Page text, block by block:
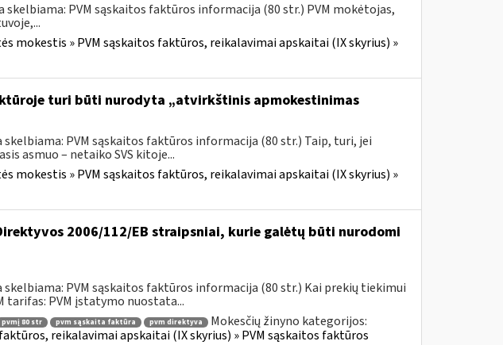
skelbiama: PVM sąskaitos faktūros informacija (80 str.) PVM mokėtojas,
mokestis » PVM sąskaitos faktūros, reikalavimai apskaitai (IX skyrius) »
turi būti nurodyta „atvirkštinis apmokestinimas
PVM sąskaitos faktūros informacija (80 str.) Taip, turi, jei
asmuo – netaiko SVS kitoje...
mokestis » PVM sąskaitos faktūros, reikalavimai apskaitai (IX skyrius) »
2006/112/EB straipsniai, kurie galėtų būti nurodomi
PVM sąskaitos faktūros informacija (80 str.) Kai prekių tiekimui
tarifas: PVM įstatymo nuostata...
pvmį 80 str pvm sąskaita faktūra pvm direktyva
Mokesčių žinyno kategorijos:
reikalavimai apskaitai (IX skyrius) » PVM sąskaitos faktūros